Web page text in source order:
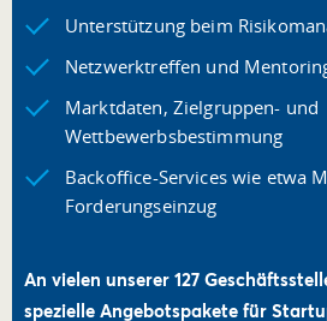
Unterstützung beim
Netzwerktreffen und
Marktdaten, Zielgruppen- und
Wettbewerbsbestimmung
Backoffice-Services wie etwa
Forderungseinzug
An vielen unserer 127
spezielle Angebotspakete für